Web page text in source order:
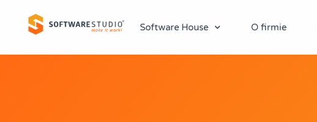
Software House O firmie